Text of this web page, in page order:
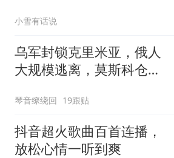
懂了吗
小雪有话说
乌军封锁克里米亚，俄人
大规模逃离，莫斯科仓库
琴音缭绕回 19跟贴
抖音超火歌曲百首连播，
放松心情一听到爽